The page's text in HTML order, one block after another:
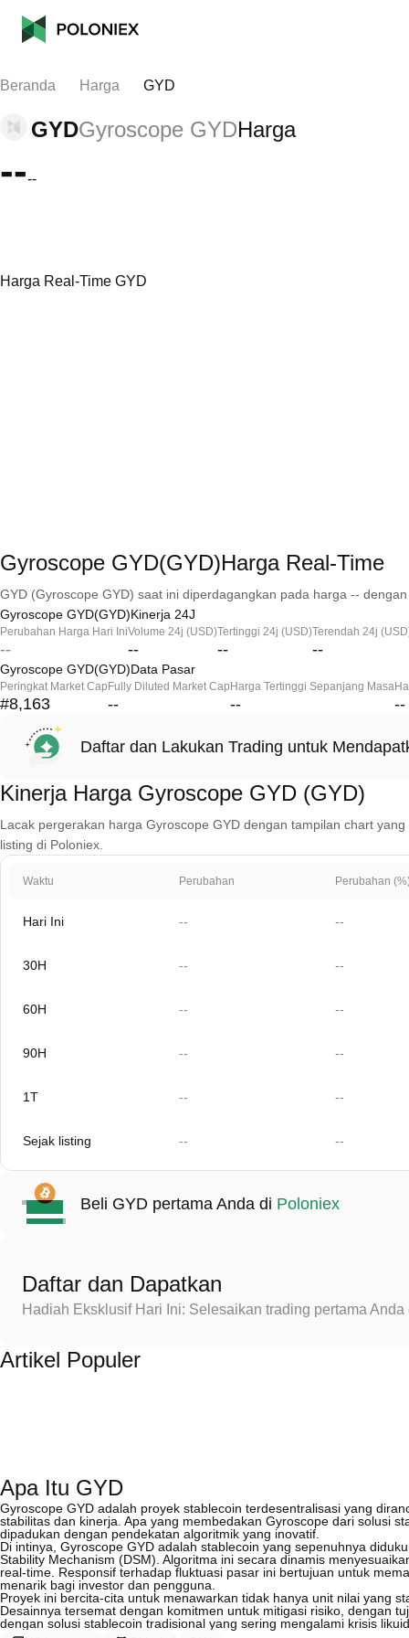
Beranda Harga GYD
GYDGyroscope GYDHarga
----
Harga Real-Time GYD
Gyroscope GYD(GYD)Harga Real-Time
GYD (Gyroscope GYD) saat ini diperdagangkan pada harga --
Gyroscope GYD(GYD)Kinerja 24J
Perubahan Harga Hari Ini
--
Volume 24j (USD)
--
Tertinggi 24j (USD)
--
Terendah 24j
--
Gyroscope GYD(GYD)Data Pasar
Peringkat Market Cap
#8,163
Fully Diluted Market Cap
--
Harga Tertinggi Sepanjang Masa
-- --
Daftar dan Lakukan Trading untuk
Kinerja Harga Gyroscope GYD (GYD)
Lacak pergerakan harga Gyroscope GYD dengan tampilan chart
listing di Poloniex.
Waktu Perubahan Perubahan
Hari Ini -- --
30H -- --
60H -- --
90H -- --
1T -- --
Sejak listing -- --
Beli GYD pertama Anda di Poloniex
Daftar dan Dapatkan
Hadiah Eksklusif Hari Ini: Selesaikan trading pertama
Artikel Populer
Apa Itu GYD
Gyroscope GYD adalah proyek stablecoin terdesentralisasi yang
stabilitas dan kinerja. Apa yang membedakan Gyroscope dari solusi
dipadukan dengan pendekatan algoritmik yang inovatif.
Di intinya, Gyroscope GYD adalah stablecoin yang sepenuhnya
Stability Mechanism (DSM). Algoritma ini secara dinamis
real-time. Responsif terhadap fluktuasi pasar ini bertujuan untuk
menarik bagi investor dan pengguna.
Proyek ini bercita-cita untuk menawarkan tidak hanya unit nilai yang
Desainnya tersemat dengan komitmen untuk mitigasi risiko, dengan
dengan solusi stablecoin tradisional yang sering mengalami krisis